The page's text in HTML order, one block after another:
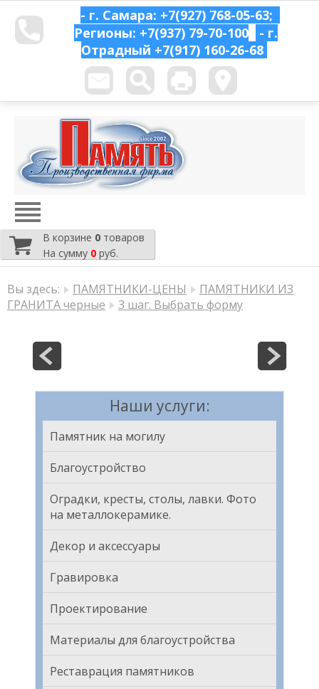
- г. Самара: +7(927) 768-05-63;
Регионы: +7(937) 79-70-100
- г.
Отрадный +7(917) 160-26-68
В корзине 0 товаров
На сумму 0 руб.
Вы здесь: ПАМЯТНИКИ-ЦЕНЫ
ПАМЯТНИКИ ИЗ
ГРАНИТА черные
3 шаг. Выбрать форму
Наши услуги:
Памятник на могилу
Благоустройство
Оградки, кресты, столы, лавки. Фото
на металлокерамике.
Декор и аксессуары
Гравировка
Проектирование
Материалы для благоустройства
Реставрация памятников